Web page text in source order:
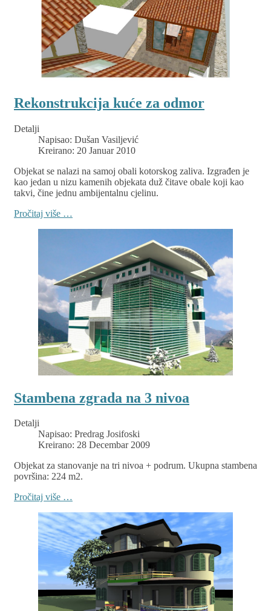
Rekonstrukcija kuće za odmor
Detalji
Napisao: Dušan Vasiljević
Kreirano: 20 Januar 2010
Objekat se nalazi na samoj obali kotorskog zaliva. Izgrađen je
kao jedan u nizu kamenih objekata duž čitave obale koji kao
takvi, čine jednu ambijentalnu cjelinu.
Pročitaj više …
Stambena zgrada na 3 nivoa
Detalji
Napisao: Predrag Josifoski
Kreirano: 28 Decembar 2009
Objekat za stanovanje na tri nivoa + podrum. Ukupna stambena
površina: 224 m2.
Pročitaj više …